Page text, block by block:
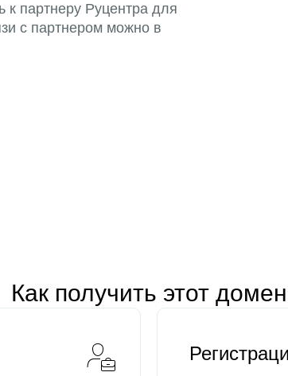
к партнеру Руцентра для
с партнером можно в
Как получить этот домен